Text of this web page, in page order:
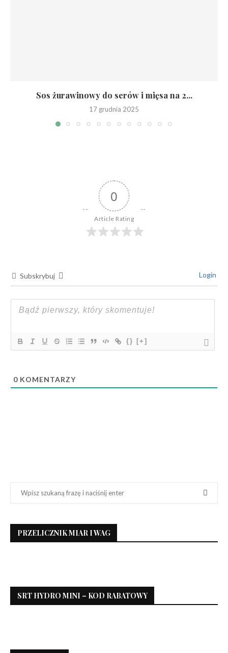
Sos żurawinowy do serów i mięsa na 2...
17 grudnia 2025
0
Article Rating
Subskrybuj Login
{} [+]
0 KOMENTARZY
PRZELICZNIK MIAR I WAG
SRT HYDRO MINI – KOD RABATOWY